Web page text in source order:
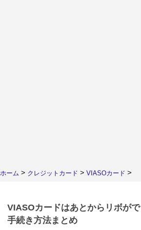
ホーム > クレジットカード > VIASOカード >
VIASOカードはあとからリボが
手続き方法まとめ